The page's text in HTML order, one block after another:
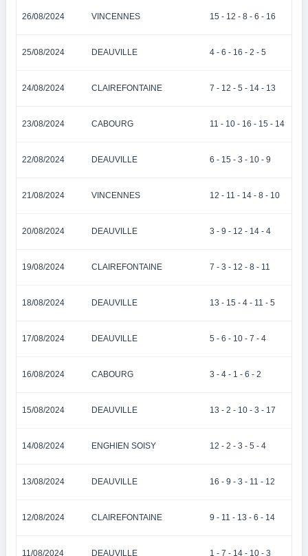
26/08/2024 VINCENNES 15 - 12 - 8 - 6 - 16
25/08/2024 DEAUVILLE 4 - 6 - 16 - 2 - 5
24/08/2024 CLAIREFONTAINE 7 - 12 - 5 - 14 - 13
23/08/2024 CABOURG 11 - 10 - 16 - 15 - 14
22/08/2024 DEAUVILLE 6 - 15 - 3 - 10 - 9
21/08/2024 VINCENNES 12 - 11 - 14 - 8 - 10
20/08/2024 DEAUVILLE 3 - 9 - 12 - 14 - 4
19/08/2024 CLAIREFONTAINE 7 - 3 - 12 - 8 - 11
18/08/2024 DEAUVILLE 13 - 15 - 4 - 11 - 5
17/08/2024 DEAUVILLE 5 - 6 - 10 - 7 - 4
16/08/2024 CABOURG 3 - 4 - 1 - 6 - 2
15/08/2024 DEAUVILLE 13 - 2 - 10 - 3 - 17
14/08/2024 ENGHIEN SOISY 12 - 2 - 3 - 5 - 4
13/08/2024 DEAUVILLE 16 - 9 - 3 - 11 - 12
12/08/2024 CLAIREFONTAINE 9 - 11 - 13 - 6 - 14
11/08/2024 DEAUVILLE 1 - 7 - 14 - 10 - 3